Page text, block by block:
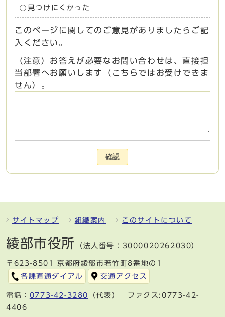
見つけにくかった
このページに関してのご意見がありましたらご記
入ください。
（注意）お答えが必要なお問い合わせは、直接担
当部署へお願いします（こちらではお受けできま
せん）。
確認
サイトマップ 組織案内 このサイトについて
綾部市役所 （法人番号：3000020262030）
〒623-8501 京都府綾部市若竹町8番地の1
各課直通ダイアル
交通アクセス
電話： 0773-42-3280
（代表） ファクス:0773-42-
4406